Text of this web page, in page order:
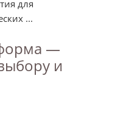
для
...
—
и